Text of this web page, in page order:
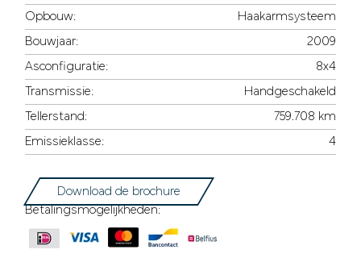
Opbouw:
Haakarmsysteem
Bouwjaar:
2009
Asconfiguratie:
8x4
Transmissie:
Handgeschakeld
Tellerstand:
759.708 km
Emissieklasse:
4
Download de brochure
Betalingsmogelijkheden: